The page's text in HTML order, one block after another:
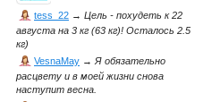
tess_22 → Цель - похудеть к 22
августа на 3 кг (63 кг)! Осталось 2.5
кг)
VesnaMay →Я обязательно
расцвету и в моей жизни снова
наступит весна.